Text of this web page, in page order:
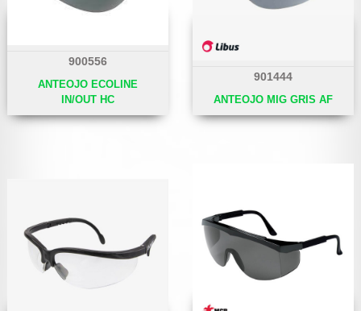
900556
ANTEOJO ECOLINE
IN/OUT HC
901444
ANTEOJO MIG GRIS AF